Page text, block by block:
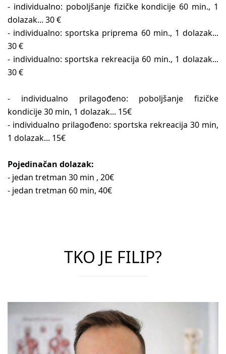
TKO JE FILIP?
- individualno: poboljšanje fizičke kondicije 60 min., 1
dolazak... 30 €
- individualno: sportska priprema 60 min., 1 dolazak...
30 €
- individualno: sportska rekreacija 60 min., 1 dolazak...
30 €
- individualno prilagođeno: poboljšanje fizičke
kondicije 30 min, 1 dolazak... 15€
- individualno prilagođeno: sportska rekreacija 30 min,
1 dolazak... 15€
Pojedinačan dolazak:
- jedan tretman 30 min , 20€
- jedan tretman 60 min, 40€